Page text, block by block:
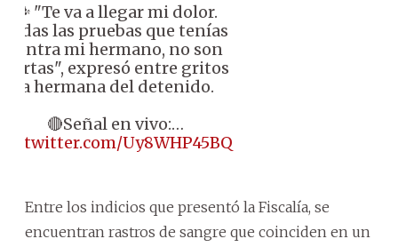
🗣️ "Te va a llegar mi dolor.
Todas las pruebas que tenías
contra mi hermano, no son
ciertas", expresó entre gritos
la hermana del detenido.
🔴Señal en vivo:…
Uy8WHP45BQ
Entre los indicios que presentó la Fiscalía, se
encuentran rastros de sangre que coinciden en un